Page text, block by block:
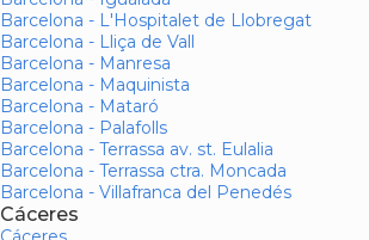
Barcelona - L'Hospitalet de Llobregat
Barcelona - Lliça de Vall
Barcelona - Manresa
Barcelona - Maquinista
Barcelona - Mataró
Barcelona - Palafolls
Barcelona - Terrassa av. st. Eulalia
Barcelona - Terrassa ctra. Moncada
Barcelona - Villafranca del Penedés
Cáceres